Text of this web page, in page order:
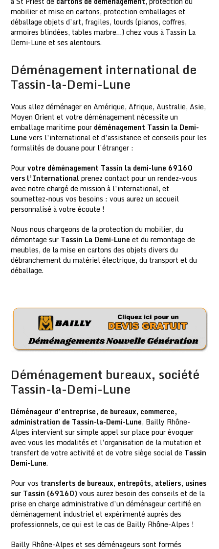
mobilier et mise en cartons, protection emballages et
déballage objets d’art, fragiles, lourds (pianos, coffres,
armoires blindées, tables marbre…) chez vous à Tassin La
Demi-Lune et ses alentours.
Déménagement international de
Tassin-la-Demi-Lune
Vous allez déménager en Amérique, Afrique, Australie, Asie,
Moyen Orient et votre déménagement nécessite un
emballage maritime pour déménagement Tassin la Demi-
Lune vers l’international et d’assistance et conseils pour les
formalités de douane pour l’étranger :
Pourvotre déménagement Tassin la demi-lune 69160
vers l’Internationalprenez contact pour un rendez-vous
avec notre chargé de mission à l’international, et
soumettez-nous vos besoins : vous aurez un accueil
personnalisé à votre écoute !
Nous nous chargeons de la protection du mobilier, du
démontage sur Tassin La Demi-Lune et du remontage de
meubles, de la mise en cartons des objets divers du
débranchement du matériel électrique, du transport et du
déballage.
Déménagement bureaux, société
Tassin-la-Demi-Lune
Déménageur d’entreprise, de bureaux, commerce,
administration de Tassin-la-Demi-Lune, Bailly Rhône-
Alpes intervient sur simple appel sur place pour évoquer
avec vous les modalités et l’organisation de la mutation et
transfert de votre activité et de votre siège social de Tassin
Demi-Lune.
Pour vos transferts de bureaux, entrepôts, ateliers, usines
sur Tassin (69160) vous aurez besoin des conseils et de la
prise en charge administrative d’un déménageur certifié en
déménagement industriel et expérimenté auprès des
professionnels, ce qui est le cas de Bailly Rhône-Alpes !
Bailly Rhône-Alpes et ses déménageurs sont formés